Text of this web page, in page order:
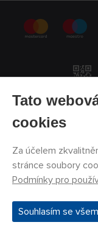
REGISTRACE
Souhlasím se
Tato
cookies
Za účelem
stránce soubory
Podmínky pro
Souhlasím se